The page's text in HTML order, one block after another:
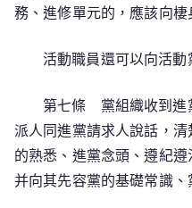
務、進修單元的，應該向
活動職員還可以向活動
第七條 黨組織收到進
派人同進黨請求人說話，
的熟悉、進黨念頭、遵紀
并向其先容黨的基礎常識、